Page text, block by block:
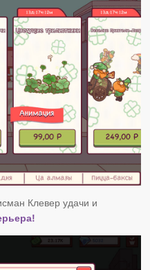
Клевер удачи и